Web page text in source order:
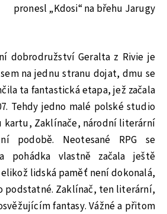
pronesl „Kdosi“ na břehu Jarugy
dobrodružství Geralta z Rivie je
na jednu stranu dojat, dmu se
ta fantastická etapa, jež začala
Tehdy jedno malé polské studio
kartu, Zaklínače, národní literární
podobě. Neotesané RPG se
pohádka vlastně začala ještě
lidská paměť není dokonalá,
podstatné. Zaklínač, ten literární,
fantasy. Vážné a přitom